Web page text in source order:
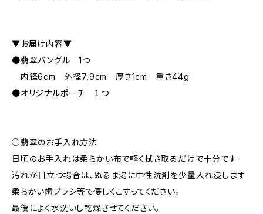
▼お届け内容▼
●翡翠バングル 1つ
内径6cm 外径7,9cm 厚さ1cm 重さ44g
●オリジナルポーチ １つ
○翡翠のお手入れ方法
日頃のお手入れは柔らかい布で軽く拭き取るだけで十分です
汚れが目立つ場合は、ぬるま湯に中性洗剤を少量入れ浸します
柔らかい歯ブラシ等で優しくこすってください。
最後によく水洗いし乾燥させてください。